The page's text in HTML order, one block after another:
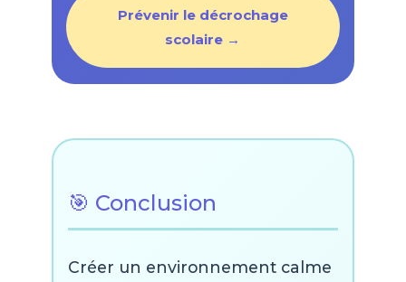
Prévenir le décrochage
scolaire →
🎯 Conclusion
Créer un environnement calme